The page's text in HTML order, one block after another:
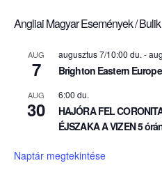
Angliai Magyar Események / Bulik
AUG
7
augusztus 7/10:00 du. -
Brighton Eastern
AUG
30
6:00 du.
HAJÓRA FEL
ÉJSZAKA A VIZEN 5
Naptár megtekintése